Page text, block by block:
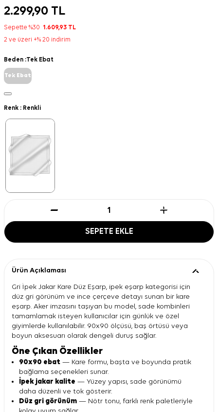
2.299,90 TL
Sepette %30 1.609,93 TL
2 ve üzeri +% 20 indirim
Beden :Tek Ebat
Tek Ebat
Renk : Renkli
SEPETE EKLE
Ürün Açıklaması
Gri İpek Jakar Kare Düz Eşarp, ipek eşarp kategorisi için
düz gri görünüm ve ince çerçeve detayı sunan bir kare
eşarp. Aker imzasını taşıyan bu model, sade kombinleri
tamamlamak isteyen kullanıcılar için günlük ve özel
giyimlerde kullanılabilir. 90x90 ölçüsü, baş örtüsü veya
boyun aksesuarı olarak dengeli duruş sağlar.
Öne Çıkan Özellikler
90x90 ebat — Kare formu, başta ve boyunda pratik
bağlama seçenekleri sunar.
İpek jakar kalite — Yüzey yapısı, sade görünümü
daha düzenli ve tok gösterir.
Düz gri görünüm — Nötr tonu, farklı renk paletleriyle